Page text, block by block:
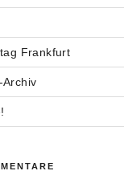
Frankfurt
Archiv